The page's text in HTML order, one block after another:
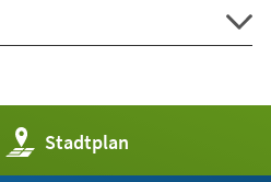
Stadtplan
(Öffnet
in